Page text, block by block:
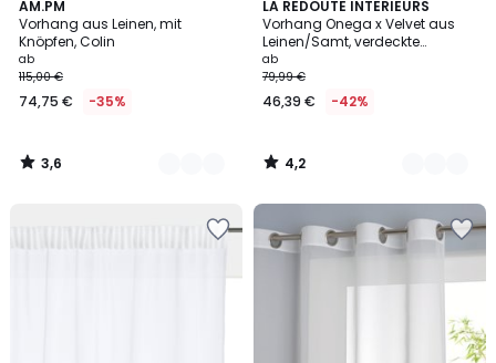
AM.PM
Vorhang aus Leinen, mit
Knöpfen, Colin
ab
115,00 €
74,75 € -35%
3,6
/ 5
4
Farben
3,6
/
LA REDOUTE INTERIEURS
Vorhang Onega x Velvet aus
Leinen/Samt, verdeckte
Schlaufen
ab
79,99 €
46,39 € -42%
4,2
/ 5
3
Farben
4,2
/